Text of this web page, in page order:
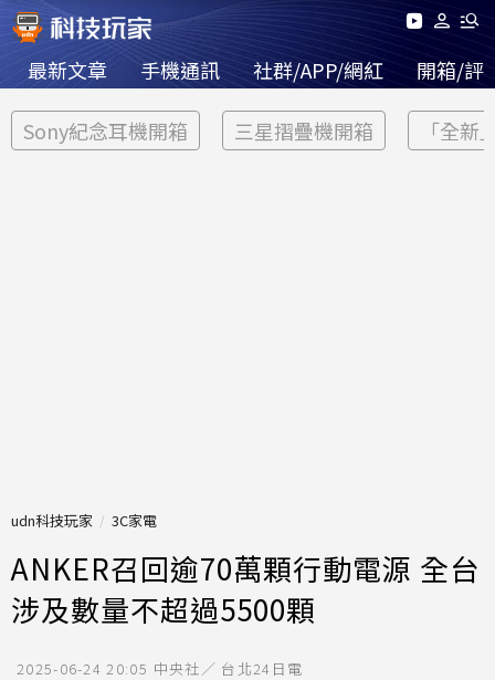
最新文章 手機通訊 社群/APP/網紅 開箱/評
Sony紀念耳機開箱 三星摺疊機開箱 「全新
udn科技玩家 3C家電
ANKER召回逾70萬顆行動電源 全台
涉及數量不超過5500顆
2025-06-24 20:05 中央社／ 台北24日電